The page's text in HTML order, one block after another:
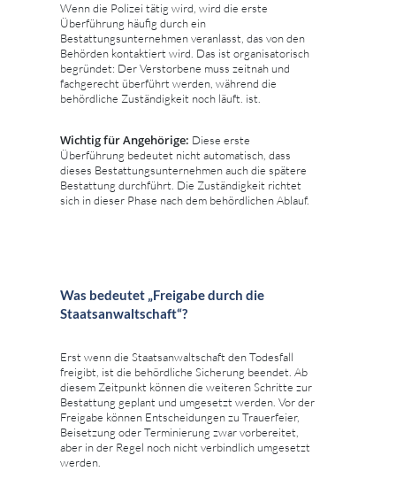
Wenn die Polizei tätig wird, wird die erste
Überführung häufig durch ein
Bestattungsunternehmen veranlasst, das von den
Behörden kontaktiert wird. Das ist organisatorisch
begründet: Der Verstorbene muss zeitnah und
fachgerecht überführt werden, während die
behördliche Zuständigkeit noch läuft. ist.
Wichtig für Angehörige: Diese erste
Überführung bedeutet nicht automatisch, dass
dieses Bestattungsunternehmen auch die spätere
Bestattung durchführt. Die Zuständigkeit richtet
sich in dieser Phase nach dem behördlichen Ablauf.
Was bedeutet „Freigabe durch die
Staatsanwaltschaft“?
Erst wenn die Staatsanwaltschaft den Todesfall
freigibt, ist die behördliche Sicherung beendet. Ab
diesem Zeitpunkt können die weiteren Schritte zur
Bestattung geplant und umgesetzt werden. Vor der
Freigabe können Entscheidungen zu Trauerfeier,
Beisetzung oder Terminierung zwar vorbereitet,
aber in der Regel noch nicht verbindlich umgesetzt
werden.